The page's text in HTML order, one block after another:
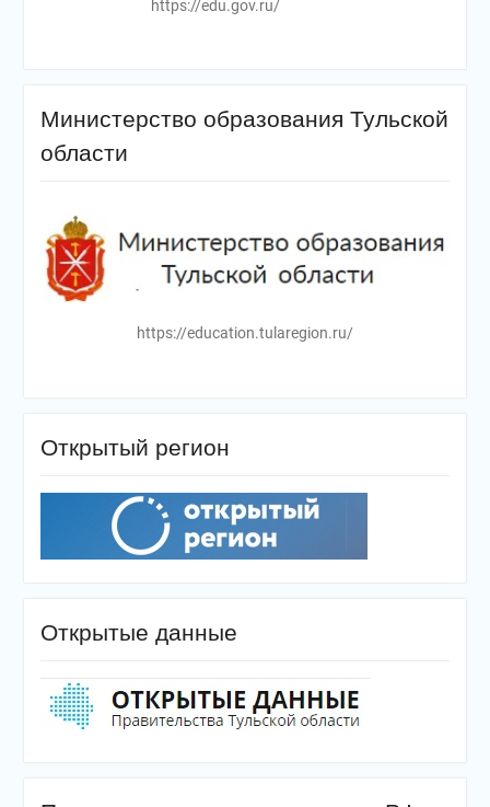
https://edu.gov.ru/
Министерство образования Тульской
области
https://education.tularegion.ru/
Открытый регион
Открытые данные